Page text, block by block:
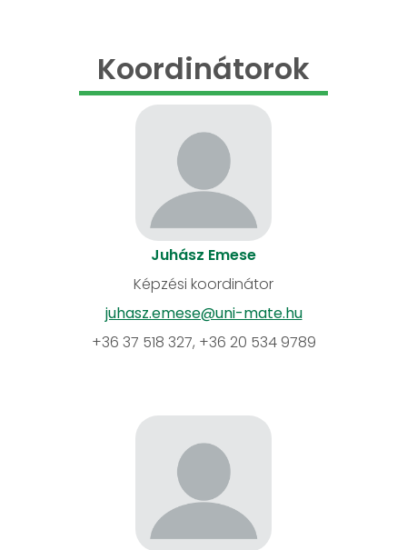
Koordinátorok
Juhász Emese
Képzési koordinátor
juhasz.emese@uni-mate.hu
+36 37 518 327, +36 20 534 9789